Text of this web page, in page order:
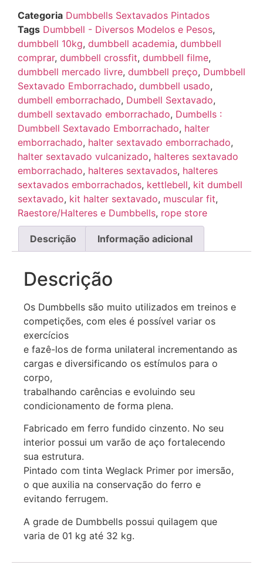
Categoria Dumbbells Sextavados Pintados
Tags Dumbbell - Diversos Modelos e Pesos,
dumbbell 10kg, dumbbell academia, dumbbell
comprar, dumbbell crossfit, dumbbell filme,
dumbbell mercado livre, dumbbell preço, Dumbbell
Sextavado Emborrachado, dumbbell usado,
dumbell emborrachado, Dumbell Sextavado,
dumbell sextavado emborrachado, Dumbells :
Dumbbell Sextavado Emborrachado, halter
emborrachado, halter sextavado emborrachado,
halter sextavado vulcanizado, halteres sextavado
emborrachado, halteres sextavados, halteres
sextavados emborrachados, kettlebell, kit dumbell
sextavado, kit halter sextavado, muscular fit,
Raestore/Halteres e Dumbbells, rope store
Descrição Informação adicional
Descrição
Os Dumbbells são muito utilizados em treinos e
competições, com eles é possível variar os
exercícios
e fazê-los de forma unilateral incrementando as
cargas e diversificando os estímulos para o
corpo,
trabalhando carências e evoluindo seu
condicionamento de forma plena.
Fabricado em ferro fundido cinzento. No seu
interior possui um varão de aço fortalecendo
sua estrutura.
Pintado com tinta Weglack Primer por imersão,
o que auxilia na conservação do ferro e
evitando ferrugem.
A grade de Dumbbells possui quilagem que
varia de 01 kg até 32 kg.